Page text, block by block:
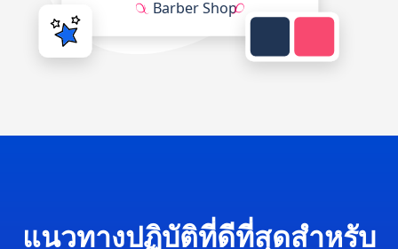
แนวทางปฏิบัติที่ดีที่สุดสำหรับ